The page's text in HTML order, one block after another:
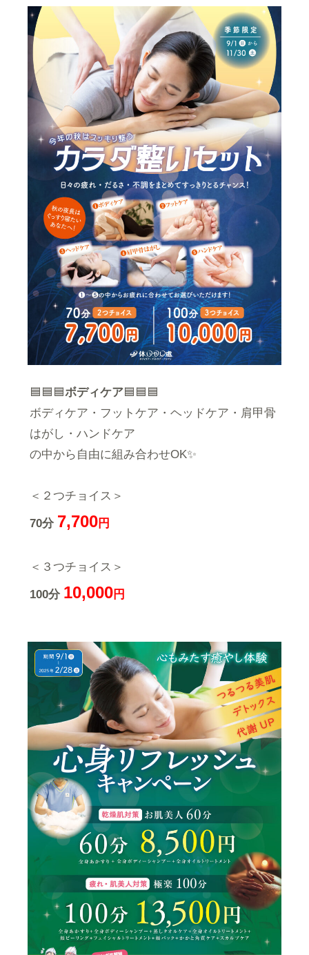
🟦🟦🟦ボディケア🟦🟦🟦
ボディケア・フットケア・ヘッドケア・肩甲骨
はがし・ハンドケア
の中から自由に組み合わせOK✨
＜２つチョイス＞
70分 7,700円
＜３つチョイス＞
100分 10,000円